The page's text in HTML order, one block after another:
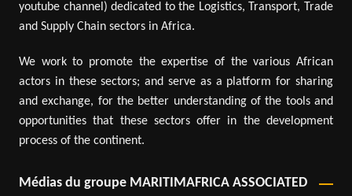
youtube channel) dedicated to the Logistics, Transport, Trade
and Supply Chain sectors in Africa.
We work to promote the expertise of the various African
actors in these sectors; and serve as a platform for sharing
and exchange, for the better understanding of the tools and
opportunities that these sectors offer in the development
process of the continent.
Médias du groupe MARITIMAFRICA ASSOCIATED